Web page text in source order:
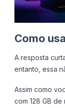
Como
A resposta
entanto, essa
Assim como
com 128 GB